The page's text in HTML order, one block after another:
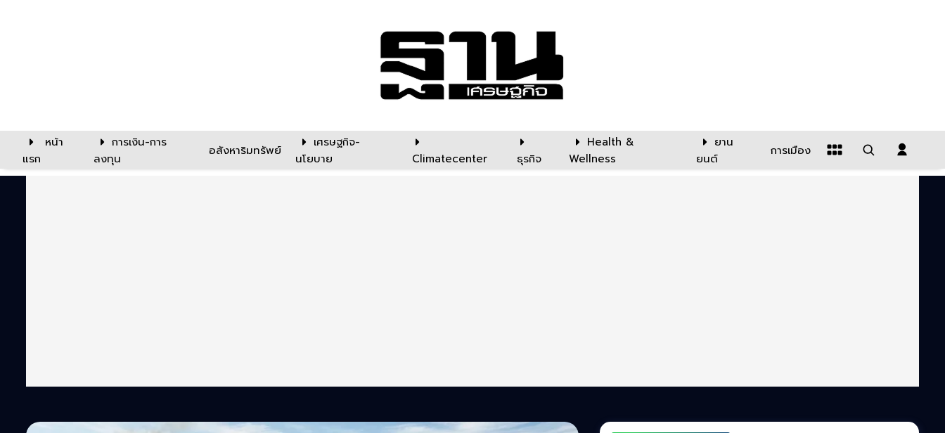
หน้า
แรก
การเงิน-การ
ลงทุน
อสังหาริมทรัพย์
เศรษฐกิจ-
นโยบาย
Climatecenter ธุรกิจ
Health &
Wellness
ยาน
ยนต์
การเมือง